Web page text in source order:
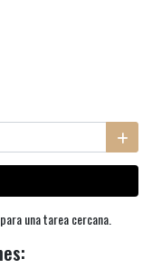
para una tarea cercana.